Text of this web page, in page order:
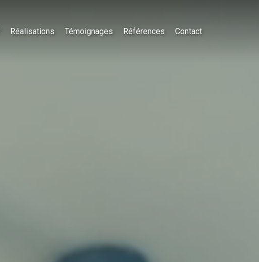
Réalisations Témoignages Références Contact